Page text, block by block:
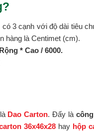
3 cạnh với độ dài tiêu
hàng là Centimet (cm).
* Cao / 6000.
Dao Carton. Đấy là
36x46x28 hay hộp